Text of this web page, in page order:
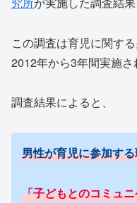
この調査は育児に関す
2012年から3年間実施さ
調査結果によると、
男性が育児に参加す
「子どもとのコミュ